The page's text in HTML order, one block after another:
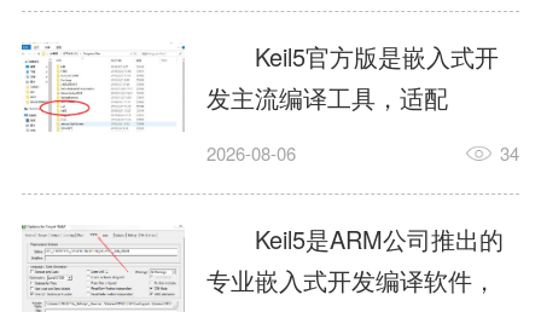
AgentSkill，就是给AI大脑装
上的一双机械手，它真的能
解决很多问题。1什么是
AgentSkillSkill指...
力，代码编译稳定，调试工
具成熟，大量开源项目基于
该平台开发。新项目需要单
独下载对应芯片支持包，新
手配置难度较高，正版商业
授权费用不菲，未授权版本
存在程序容量限制，适合硬
Keil5官方版是嵌入式开
发主流编译工具，适配
STM32、51单片机等多款芯
在线调试、代码仿真，兼容
众多厂商芯片安装包。软件
需要手动添加器件库，初次
2026-08-06 34
Keil5是ARM公司推出的
专业嵌入式开发编译软件，